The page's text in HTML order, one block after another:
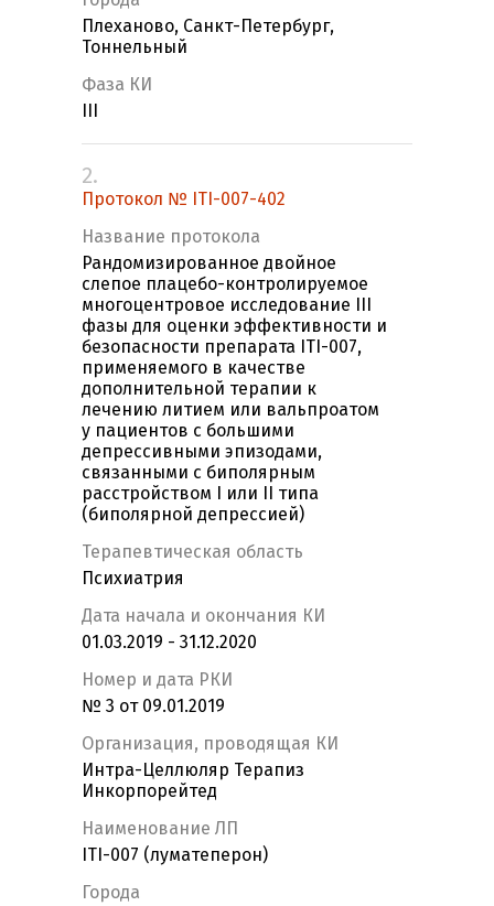
Плеханово, Санкт-Петербург,
Тоннельный
Фаза КИ
2.
Протокол № ITI-007-402
Название протокола
Рандомизированное двойное
слепое плацебо-контролируемое
многоцентровое исследование III
фазы для оценки эффективности и
безопасности препарата ITI-007,
применяемого в качестве
дополнительной терапии к
лечению литием или вальпроатом
у пациентов с большими
депрессивными эпизодами,
связанными с биполярным
расстройством I или II типа
(биполярной депрессией)
Терапевтическая область
Психиатрия
Дата начала и окончания КИ
01.03.2019 - 31.12.2020
Номер и дата РКИ
№ 3 от 09.01.2019
Организация, проводящая КИ
Интра-Целлюляр Терапиз
Инкорпорейтед
Наименование ЛП
ITI-007 (луматеперон)
Города